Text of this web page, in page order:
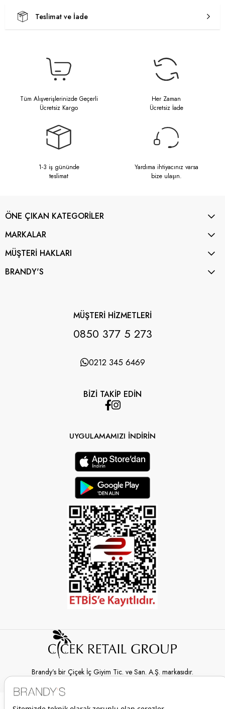
Teslimat ve İade
Tüm Alışverişlerinizde Geçerli
Ücretsiz Kargo
Her Zaman
Ücretsiz İade
1-3 iş gününde
teslimat
Yardıma ihtiyacınız varsa
bize ulaşın.
ÖNE ÇIKAN KATEGORİLER
MARKALAR
MÜŞTERİ HAKLARI
BRANDY'S
MÜŞTERİ HİZMETLERİ
0850 377 5 273
0212 345 6469
BİZİ TAKİP EDİN
UYGULAMAMIZI İNDİRİN
Brandy’s bir Çiçek İç Giyim Tic. ve San. A.Ş. markasıdır.
© 2026 Brandy’s | Her hakkı saklıdır.